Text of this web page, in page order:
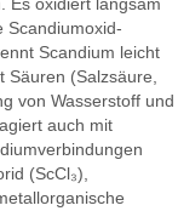
Es oxidiert langsam
Scandiumoxid-
Scandium leicht
Säuren (Salzsäure,
von Wasserstoff und
auch mit
(ScCl₃),